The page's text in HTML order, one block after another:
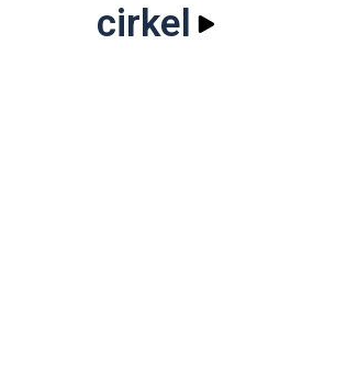
cirkel